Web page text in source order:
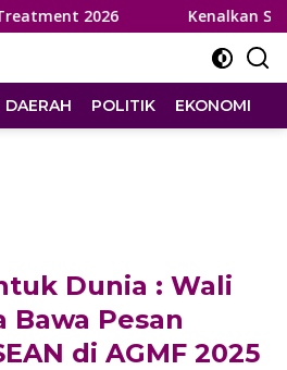
2026 Kenalkan Sistem
DAERAH POLITIK EKONOMI
Dunia : Wali
Bawa Pesan
di AGMF 2025